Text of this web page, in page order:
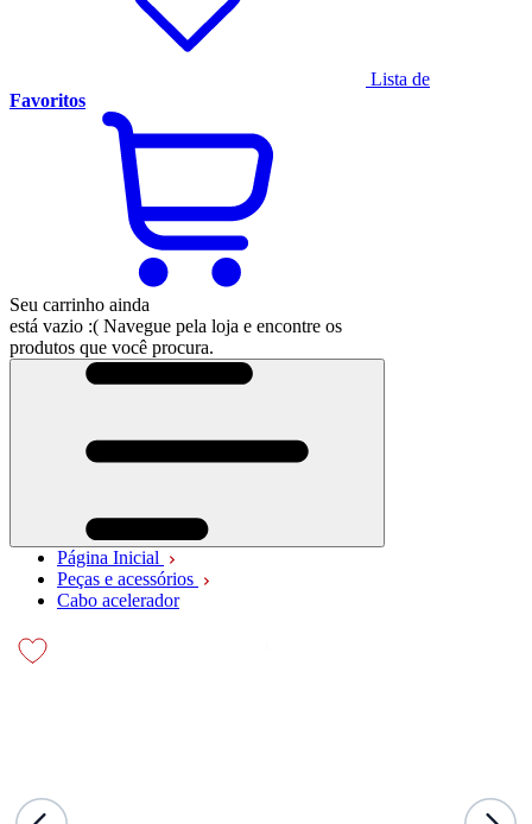
Lista de
Favoritos
Seu carrinho ainda
está vazio :( Navegue pela loja e encontre os
produtos que você procura.
Página Inicial
Peças e acessórios
Cabo acelerador